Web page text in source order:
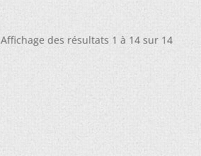
Affichage des résultats 1 à 14 sur 14